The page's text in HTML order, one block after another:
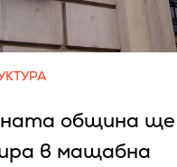
община ще
в мащабна